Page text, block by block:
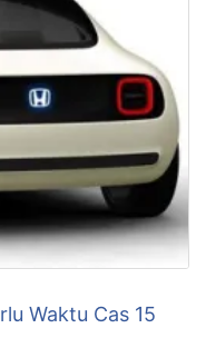
Waktu Cas 15